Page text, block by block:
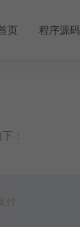
页 程序源码
：